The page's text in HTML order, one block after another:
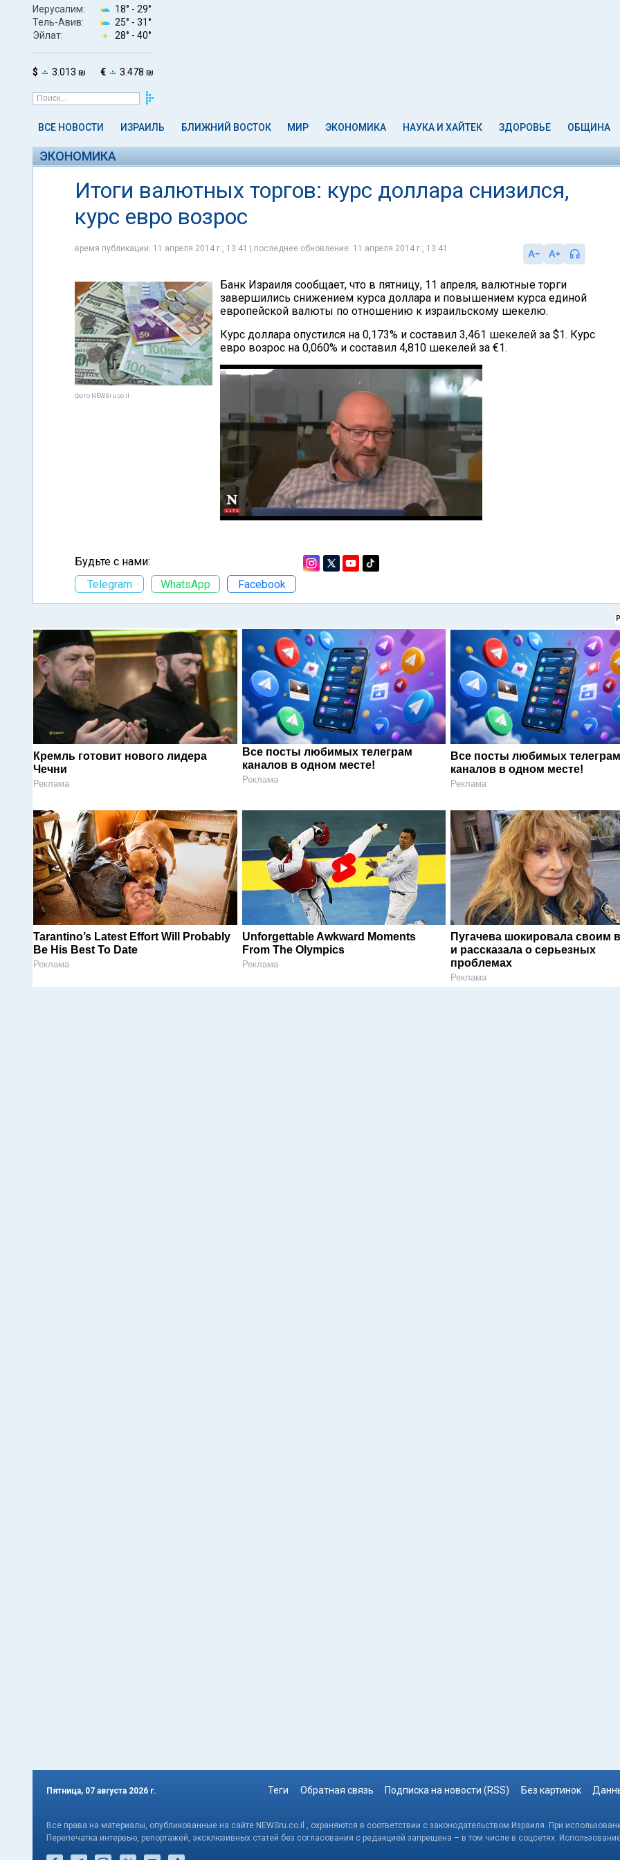
Иерусалим: 18° - 29°
Тель-Авив:
25° - 31°
Эйлат:
28° - 40°
$ 3.013 ₪ € 3.478 ₪
ВСЕ НОВОСТИ ИЗРАИЛЬ БЛИЖНИЙ ВОСТОК МИР ЭКОНОМИКА НАУКА И ХАЙТЕК ЗДОРОВЬЕ ОБЩИНА
ЭКОНОМИКА
Итоги валютных торгов: курс доллара снизился,
курс евро возрос
время публикации: 11 апреля 2014 г., 13:41 | последнее обновление: 11 апреля 2014 г., 13:41
Фото NEWSru.co.il
Банк Израиля сообщает, что в пятницу, 11 апреля, валютные торги
завершились снижением курса доллара и повышением курса единой
европейской валюты по отношению к израильскому шекелю.
Курс доллара опустился на 0,173% и составил 3,461 шекелей за $1. Курс
евро возрос на 0,060% и составил 4,810 шекелей за €1.
Будьте с нами:
Telegram
WhatsApp Facebook
Кремль готовит нового лидера
Чечни
Реклама
Все посты любимых телеграм
каналов в одном месте!
Реклама
Все посты любимых телеграм
каналов в одном месте!
Реклама
Tarantino’s Latest Effort Will Probably
Be His Best To Date
Реклама
Unforgettable Awkward Moments
From The Olympics
Реклама
Пугачева шокировала своим
и рассказала о серьезных
проблемах
Реклама
Пятница, 07 августа 2026 г. Теги Обратная связь Подписка на новости (RSS) Без картинок
Все права на материалы, опубликованные на сайте NEWSru.co.il , охраняются в соответствии с законодательством Израиля. При
Перепечатка интервью, репортажей, эксклюзивных статей без согласования с редакцией запрещена – в том числе в соцсетях.